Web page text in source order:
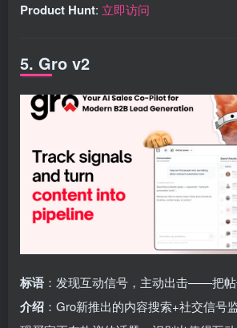
Product Hunt: 立即访问
5. Gro v2
标语 ：发现互动信号，主动出击——把
介绍 ：Gro新推出的内容搜索+社交信号